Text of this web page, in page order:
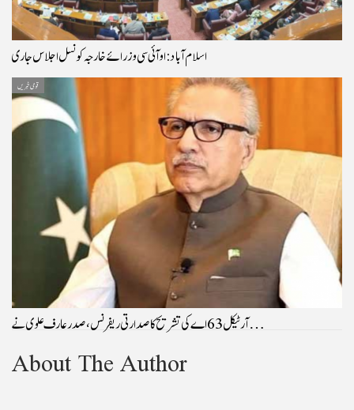
اسلام آباد: او آئی سی وزرائے خارجہ کونسل اجلاس جاری
قومی خبریں
آرٹیکل 63 اے کی تشریح کا صدارتی ریفرنس، صدرعارف علوی نے…
About The Author